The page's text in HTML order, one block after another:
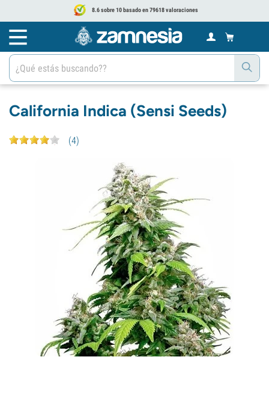
8.6 sobre 10 basado en 79618 valoraciones
California Indica (Sensi Seeds)
(4)